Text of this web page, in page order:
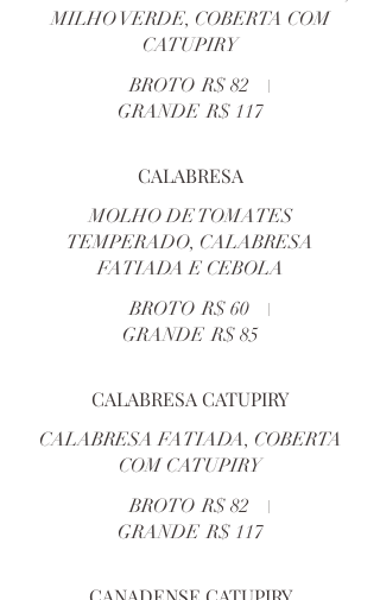
MILHO VERDE, COBERTA COM
CATUPIRY
BROTO R$ 82
GRANDE R$ 117
CALABRESA
MOLHO DE TOMATES
TEMPERADO, CALABRESA
FATIADA E CEBOLA
BROTO R$ 60
GRANDE R$ 85
CALABRESA CATUPIRY
CALABRESA FATIADA, COBERTA
COM CATUPIRY
BROTO R$ 82
GRANDE R$ 117